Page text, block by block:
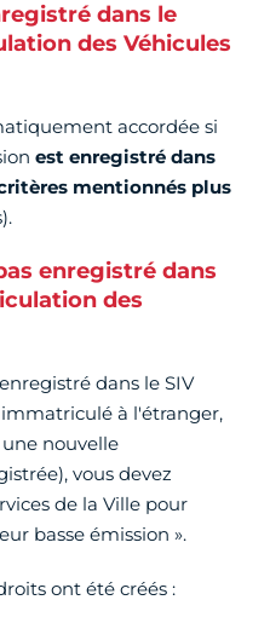
dans le
des Véhicules
accordée si
est enregistré dans
mentionnés plus
enregistré dans
des
dans le SIV
à l'étranger,
nouvelle
vous devez
de la Ville pour
basse émission ».
ont été créés :